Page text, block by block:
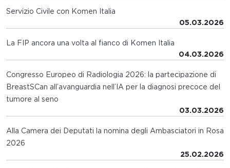
Servizio Civile con Komen Italia
05.03.2026
La FIP ancora una volta al fianco di Komen Italia
04.03.2026
Congresso Europeo di Radiologia 2026: la partecipazione di
BreastSCan all’avanguardia nell’IA per la diagnosi precoce del
tumore al seno
03.03.2026
Alla Camera dei Deputati la nomina degli Ambasciatori in Rosa
2026
25.02.2026